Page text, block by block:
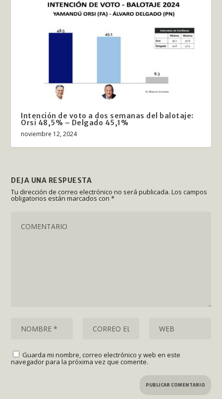
Intención de voto a dos semanas del balotaje:
Orsi 48,5% – Delgado 45,1%
noviembre 12, 2024
DEJA UNA RESPUESTA
Tu dirección de correo electrónico no será publicada. Los campos
obligatorios están marcados con*
Guarda mi nombre, correo electrónico y web en este
navegador para la próxima vez que comente.